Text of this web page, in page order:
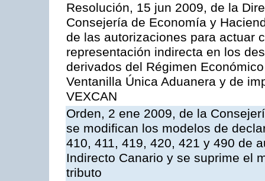
Resolución, 15 jun 2009, de la
Consejería de Economía y
de las autorizaciones para actuar
representación indirecta en los
derivados del Régimen
Ventanilla Única Aduanera y de
VEXCAN
Orden, 2 ene 2009, de la
se modifican los modelos de
410, 411, 419, 420, 421 y 490 de
Indirecto Canario y se suprime el
tributo